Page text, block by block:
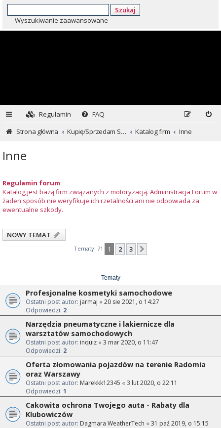
Szukaj
Wyszukiwanie zaawansowane
Regulamin
FAQ
Strona główna
Kupię/Sprzedam Subaru i nie tylko... Katalog firm Inne
Inne
Regulamin forum
Katalog jest bazą firm związanych z motoryzacją. Administracja Forum w
żaden sposób nie weryfikuje ich rzetalności ani nie odpowiada za
ewentualne szkody.
NOWY TEMAT
Tematy: 71 1 2 3
Tematy
Profesjonalne kosmetyki samochodowe
Ostatni post autor: jarmaj « 20 sie 2021, o 14:27
Odpowiedzi: 2
Narzędzia pneumatyczne i lakiernicze dla
warsztatów samochodowych
Ostatni post autor: inquiz « 3 mar 2020, o 11:47
Odpowiedzi: 2
Oferta złomowania pojazdów na terenie Radomia
oraz Warszawy
Ostatni post autor: Marekkk12345 « 3 lut 2020, o 22:11
Odpowiedzi: 1
Cakowita ochrona Twojego auta - Rabaty dla
Klubowiczów
Ostatni post autor: Dagmara WeatherTech « 31 paź 2019, o 15:15